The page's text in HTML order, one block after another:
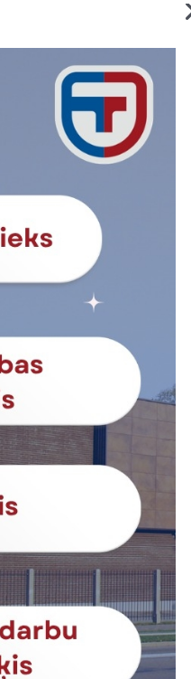
Pūre. Mērķis bija iepazīstināt
šokolādes pasauli visā
un šokolādes ražošanas